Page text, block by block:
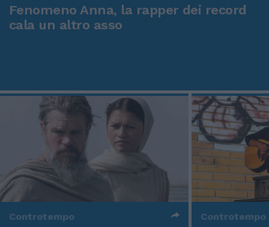
Fenomeno Anna, la rapper dei record
cala un altro asso
Controtempo Controtempo